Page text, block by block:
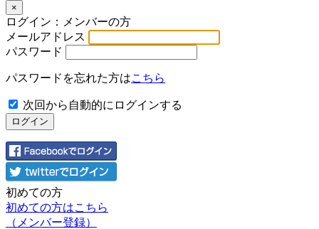
×
ログイン：メンバーの方
メールアドレス
パスワード
パスワードを忘れた方はこちら
次回から自動的にログインする
初めての方
初めての方はこちら
（メンバー登録）